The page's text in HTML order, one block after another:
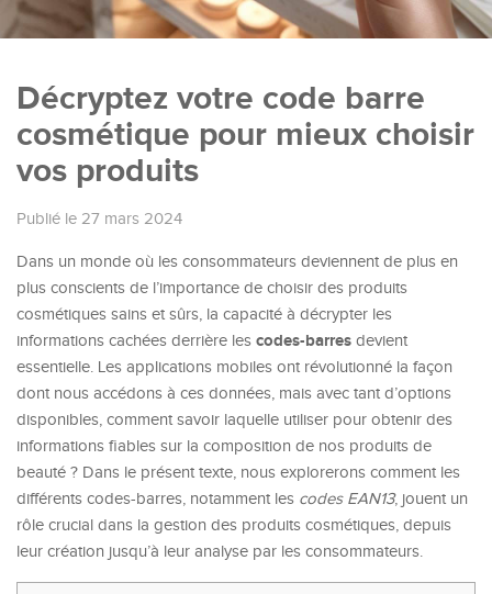
Décryptez votre code barre
cosmétique pour mieux choisir
vos produits
Publié le 27 mars 2024
Dans un monde où les consommateurs deviennent de plus en
plus conscients de l’importance de choisir des produits
cosmétiques sains et sûrs, la capacité à décrypter les
informations cachées derrière les codes-barres devient
essentielle. Les applications mobiles ont révolutionné la façon
dont nous accédons à ces données, mais avec tant d’options
disponibles, comment savoir laquelle utiliser pour obtenir des
informations fiables sur la composition de nos produits de
beauté ? Dans le présent texte, nous explorerons comment les
différents codes-barres, notamment les codes EAN13, jouent un
rôle crucial dans la gestion des produits cosmétiques, depuis
leur création jusqu’à leur analyse par les consommateurs.